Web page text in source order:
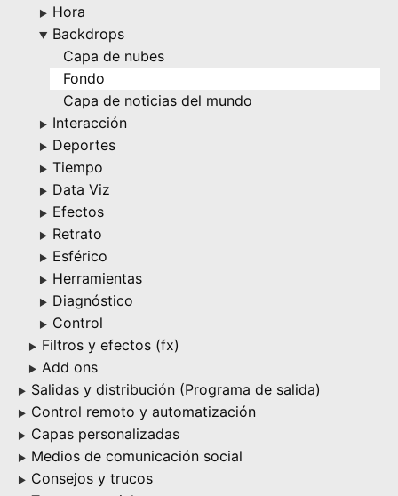
▶ Hora
▶
Backdrops
Capa de nubes
Fondo
Capa de noticias del mundo
▶ Interacción
▶ Deportes
▶ Tiempo
▶ Data Viz
▶ Efectos
▶ Retrato
▶ Esférico
▶ Herramientas
▶ Diagnóstico
▶ Control
▶ Filtros y efectos (fx)
▶ Add ons
▶ Salidas y distribución (Programa de salida)
▶ Control remoto y automatización
▶ Capas personalizadas
▶ Medios de comunicación social
▶ Consejos y trucos